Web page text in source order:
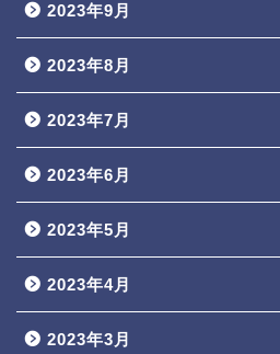
2023年9月
2023年8月
2023年7月
2023年6月
2023年5月
2023年4月
2023年3月